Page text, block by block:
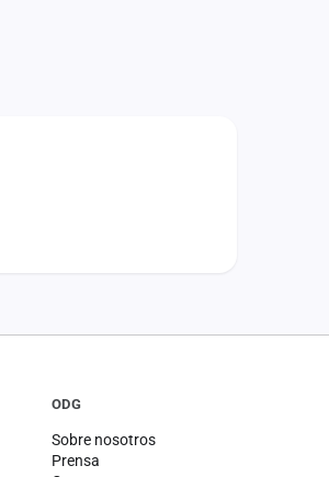
ODG
Sobre nosotros
Prensa